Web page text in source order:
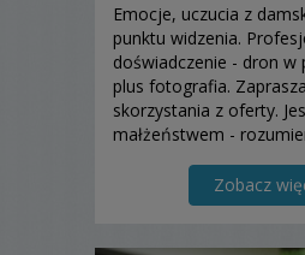
Emocje, uczucia z
punktu widzenia.
doświadczenie - dron w
plus fotografia.
skorzystania z oferty.
małżeństwem -
Zobacz